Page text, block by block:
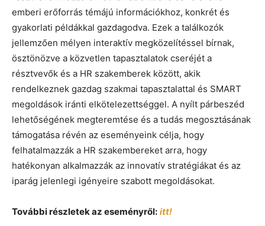
emberi erőforrás témájú információkhoz, konkrét és
gyakorlati példákkal gazdagodva. Ezek a találkozók
jellemzően mélyen interaktív megközelítéssel bírnak,
ösztönözve a közvetlen tapasztalatok cseréjét a
résztvevők és a HR szakemberek között, akik
rendelkeznek gazdag szakmai tapasztalattal és SMART
megoldások iránti elkötelezettséggel. A nyílt párbeszéd
lehetőségének megteremtése és a tudás megosztásának
támogatása révén az eseményeink célja, hogy
felhatalmazzák a HR szakembereket arra, hogy
hatékonyan alkalmazzák az innovatív stratégiákat és az
iparág jelenlegi igényeire szabott megoldásokat.
További részletek az eseményről: itt!